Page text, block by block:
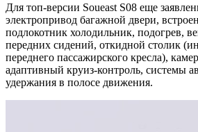
Для топ-версии Soueast S08 еще
электропривод багажной двери,
подлокотник холодильник, подогрев,
передних сидений, откидной столик
переднего пассажирского кресла),
адаптивный круиз-контроль, системы
удержания в полосе движения.